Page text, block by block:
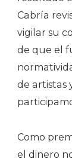
Cabría
vigilar su
de que el
de artistas
Como
el dinero